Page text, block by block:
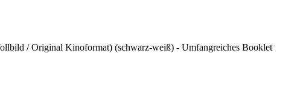
/ Original Kinoformat) (schwarz-weiß) - Umfangreiches Booklet